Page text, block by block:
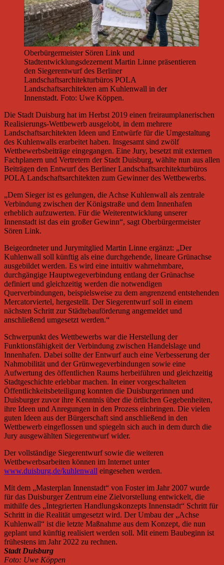
Oberbürgermeister Sören Link und
Stadtentwicklungsdezernent Martin Linne präsentieren
den Siegerentwurf des Berliner
Landschaftsarchitekturbüros POLA
Landschaftsarchitekten am Kuhlenwall in der
Innenstadt. Foto: Uwe Köppen.
Die Stadt Duisburg hat im Herbst 2019 einen freiraumplanerischen
Realisierungs-Wettbewerb ausgelobt, in dem mehrere
Landschaftsarchitekten Ideen und Entwürfe für die Umgestaltung
des Kuhlenwalls erarbeitet haben. Insgesamt sind zwölf
Wettbewerbsbeiträge eingegangen. Eine Jury, besetzt mit externen
Fachplanern und Vertretern der Stadt Duisburg, wählte nun aus allen
Beiträgen den Entwurf des Berliner Landschaftsarchitekturbüros
POLA Landschaftsarchitekten zum Gewinner des Wettbewerbs.
„Dem Sieger ist es gelungen, die Achse Kuhlenwall als zentrale
Verbindung zwischen der Königstraße und dem Innenhafen
erheblich aufzuwerten. Für die Weiterentwicklung unserer
Innenstadt ist das ein großer Gewinn“, sagt Oberbürgermeister
Sören Link.
Beigeordneter und Jurymitglied Martin Linne ergänzt: „Der
Kuhlenwall soll künftig als eine durchgehende, lineare Grünachse
ausgebildet werden. Es wird eine intuitiv wahrnehmbare,
durchgängige Hauptwegeverbindung entlang der Grünachse
definiert und gleichzeitig werden die notwendigen
Querverbindungen, beispielsweise zu dem angrenzend entstehenden
Mercatorviertel, hergestellt. Der Siegerentwurf soll in einem
nächsten Schritt zur Städtebauförderung angemeldet und
anschließend umgesetzt werden.“
Schwerpunkt des Wettbewerbs war die Herstellung der
Funktionsfähigkeit der Verbindung zwischen Handelslage und
Innenhafen. Dabei sollte der Entwurf auch eine Verbesserung der
Nahmobilität und der Grünwegeverbindungen sowie eine
Aufwertung des öffentlichen Raums herbeiführen und gleichzeitig
Stadtgeschichte erlebbar machen. In einer vorgeschalteten
Öffentlichkeitsbeteiligung konnten die Duisburgerinnen und
Duisburger zuvor ihre Kenntnis über die örtlichen Gegebenheiten,
ihre Ideen und Anregungen in den Prozess einbringen. Die vielen
guten Ideen aus der Bürgerschaft sind anschließend in den
Wettbewerb eingeflossen und spiegeln sich auch in dem durch die
Jury ausgewählten Siegerentwurf wider.
Der vollständige Siegerentwurf sowie die weiteren
Wettbewerbsarbeiten können im Internet unter
www.duisburg.de/kuhlenwall eingesehen werden.
Mit dem „Masterplan Innenstadt“ von Foster im Jahr 2007 wurde
für das Duisburger Zentrum eine Zielvorstellung entwickelt, die
mithilfe des „Integrierten Handlungskonzepts Innenstadt“ Schritt für
Schritt in die Realität umgesetzt wird. Der Umbau der „Achse
Kuhlenwall“ ist die letzte Maßnahme aus dem Konzept, die nun
geplant und künftig realisiert werden soll. Mit einem Baubeginn ist
frühestens im Jahr 2022 zu rechnen.
Stadt Duisburg
Foto: Uwe Köppen